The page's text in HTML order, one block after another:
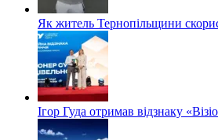
Як житель Тернопільщини
Ігор Гуда отримав відзнаку